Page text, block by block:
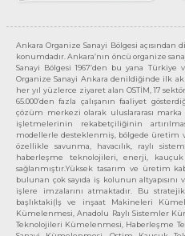
Ankara Organize Sanayi Bölgesi
konumdadır. Ankara’nın öncü organize
Sanayi Bölgesi 1967’den bu yana Türkiye
Organize Sanayi Ankara denildiğinde ilk
her yıl yüzlerce ziyaret alan OSTİM, 17
65.000’den fazla çalışanın faaliyet
çözüm merkezi olarak uluslararası
işletmelerinin rekabetçiliğinin
modellerle desteklenmiş, bölgede üretim
özellikle savunma, havacılık, raylı
haberleşme teknolojileri, enerji,
sağlanmıştır.Yüksek tasarım ve üretim
bulunan çok sayıda iş kolunun
işlere imzalarını atmaktadır. Bu
başlıktaki(İş ve inşaat Makineleri
Kümelenmesi, Anadolu Raylı Sistemler
Teknolojileri Kümelenmesi, Haberleşme